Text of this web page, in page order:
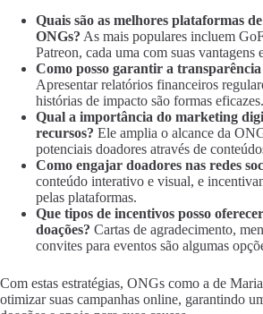
Quais são as melhores plataformas
ONGs? As mais populares incluem
Patreon, cada uma com suas vantagens
Como posso garantir a transparência
Apresentar relatórios financeiros
histórias de impacto são formas eficazes.
Qual a importância do marketing
recursos? Ele amplia o alcance da
potenciais doadores através de
Como engajar doadores nas redes
conteúdo interativo e visual, e
pelas plataformas.
Que tipos de incentivos posso
doações? Cartas de agradecimento,
convites para eventos são algumas
Com estas estratégias, ONGs como a de
otimizar suas campanhas online, garantindo